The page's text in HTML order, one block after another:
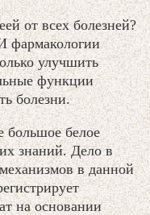
от всех болезней?
фармакологии
улучшить
функции
болезни.
белое
знаний. Дело в
в данной
на основании